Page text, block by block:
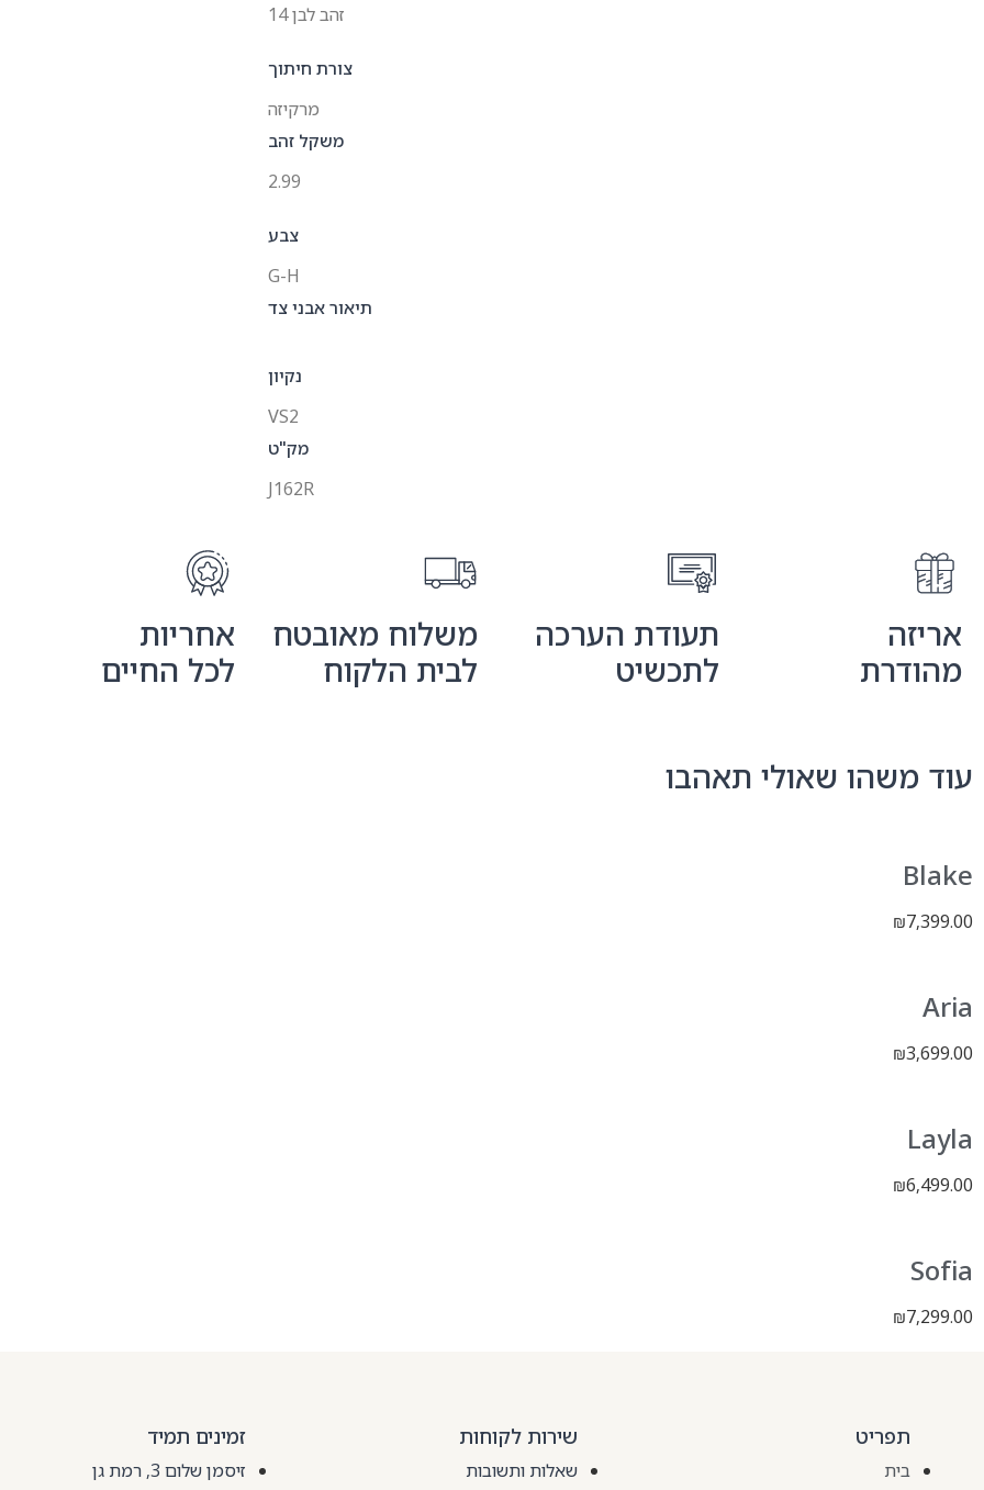
זהב לבן 14
צורת חיתוך
מרקיזה
משקל זהב
2.99
צבע
G-H
תיאור אבני צד
נקיון
VS2
מק"ט
J162R
אריזה
מהודרת
תעודת הערכה
לתכשיט
משלוח מאובטח
לבית הלקוח
אחריות
לכל החיים
עוד משהו שאולי תאהבו
Blake
₪7,399.00
Aria
₪3,699.00
Layla
₪6,499.00
Sofia
₪7,299.00
תפריט
בית
שירות לקוחות
שאלות ותשובות
זמינים תמיד
זיסמן שלום 3, רמת גן